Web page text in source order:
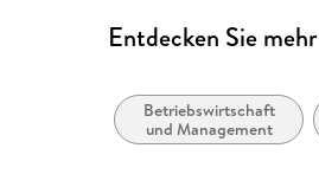
Entdecken Sie mehr
Betriebswirtschaft
und Management